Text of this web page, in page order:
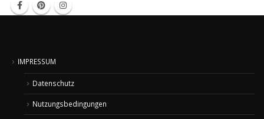
IMPRESSUM
Datenschutz
Nutzungsbedingungen